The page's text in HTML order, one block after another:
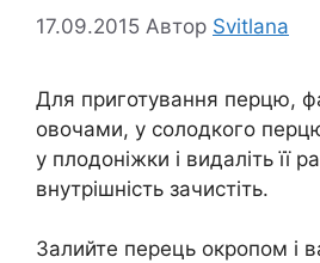
17.09.2015 Автор Svitlana
Для приготування перцю,
овочами, у солодкого
у плодоніжки і видаліть її
внутрішність зачистіть.
Залийте перець окропом і